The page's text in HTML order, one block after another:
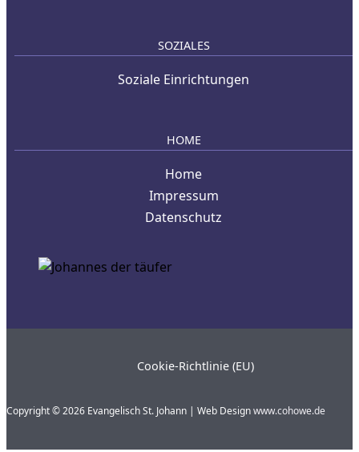
SOZIALES
Soziale Einrichtungen
HOME
Home
Impressum
Datenschutz
Cookie-Richtlinie (EU)
Copyright © 2026 Evangelisch St. Johann | Web Designwww.cohowe.de